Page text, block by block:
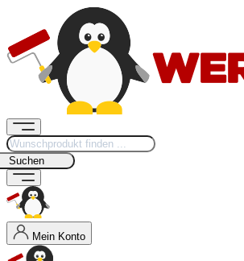
Suchen
Mein Konto